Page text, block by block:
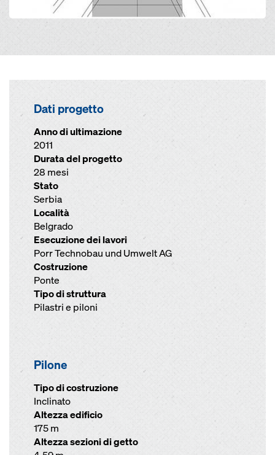
Dati progetto
Anno di ultimazione
2011
Durata del progetto
28 mesi
Stato
Serbia
Località
Belgrado
Esecuzione dei lavori
Porr Technobau und Umwelt AG
Costruzione
Ponte
Tipo di struttura
Pilastri e piloni
Pilone
Tipo di costruzione
Inclinato
Altezza edificio
175 m
Altezza sezioni di getto